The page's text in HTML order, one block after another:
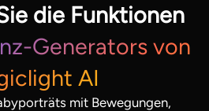
die Funktionen
Generators von
AI
mit Bewegungen,